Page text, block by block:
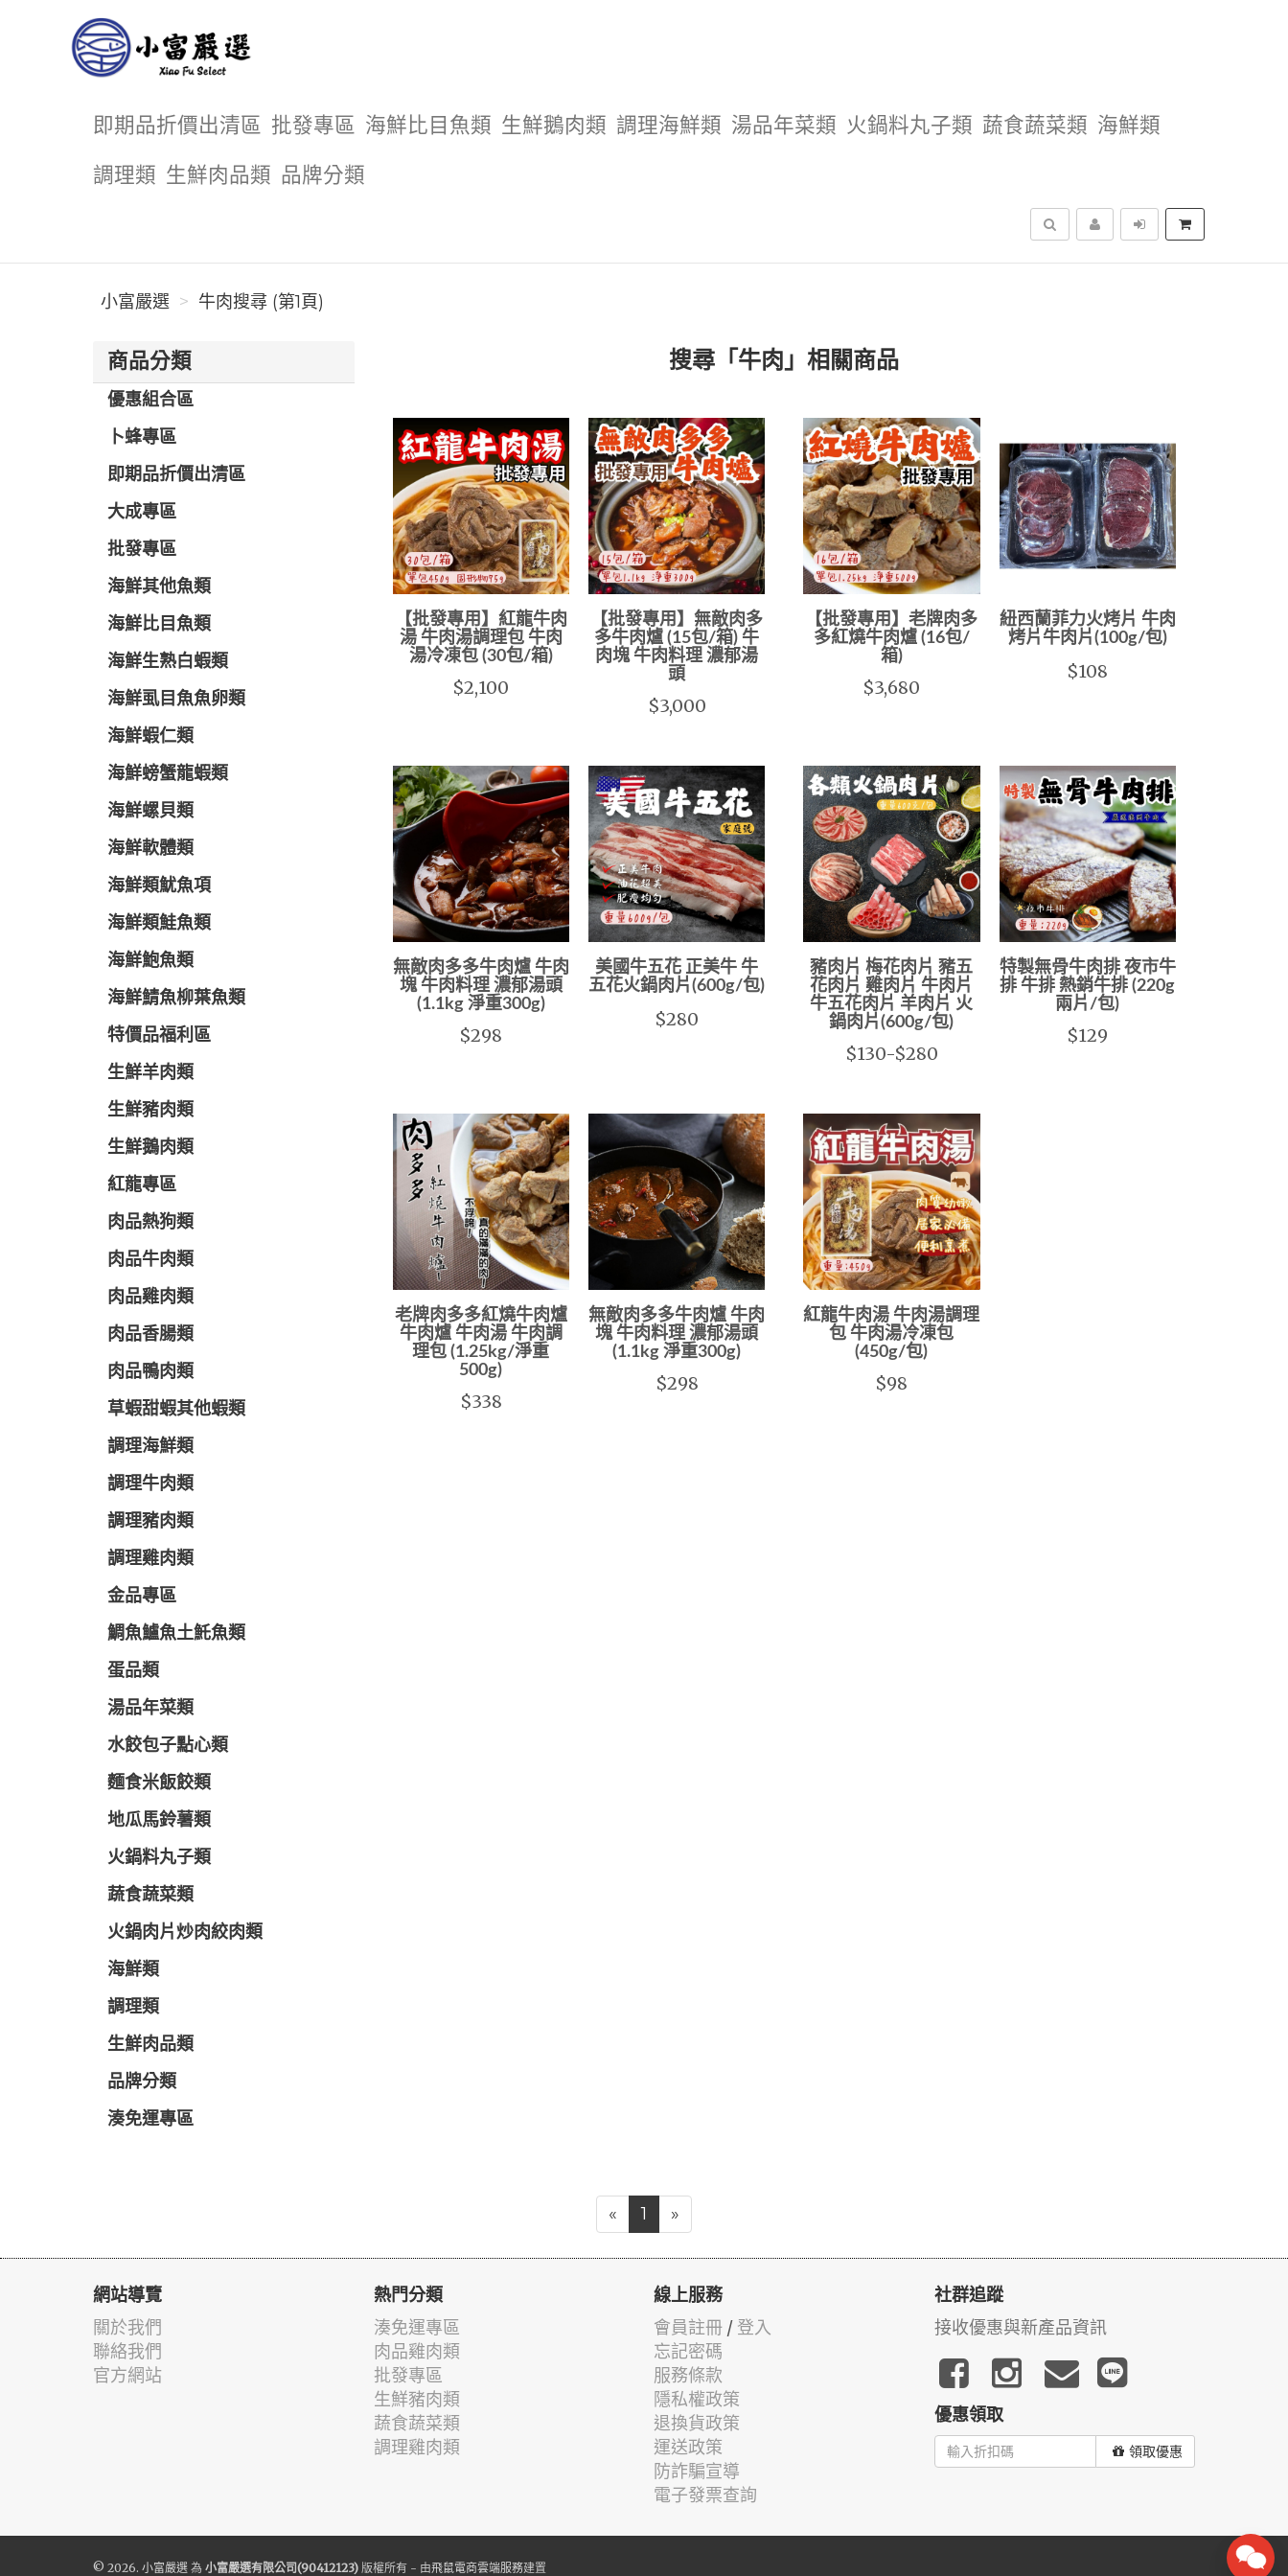
即期品折價出清區 批發專區 海鮮比目魚類 生鮮鵝肉類 調理海鮮類 湯品年菜類 火鍋料丸子類 蔬食蔬菜類 海鮮類
調理類 生鮮肉品類 品牌分類
搜尋
小富嚴選 牛肉搜尋 (第1頁)
商品分類
優惠組合區
卜蜂專區
即期品折價出清區
大成專區
批發專區
海鮮其他魚類
海鮮比目魚類
海鮮生熟白蝦類
海鮮虱目魚魚卵類
海鮮蝦仁類
海鮮螃蟹龍蝦類
海鮮螺貝類
海鮮軟體類
海鮮類魷魚項
海鮮類鮭魚類
海鮮鮑魚類
海鮮鯖魚柳葉魚類
特價品福利區
生鮮羊肉類
生鮮豬肉類
生鮮鵝肉類
紅龍專區
肉品熱狗類
肉品牛肉類
肉品雞肉類
肉品香腸類
肉品鴨肉類
草蝦甜蝦其他蝦類
調理海鮮類
調理牛肉類
調理豬肉類
調理雞肉類
金品專區
鯛魚鱸魚土魠魚類
蛋品類
湯品年菜類
水餃包子點心類
麵食米飯餃類
地瓜馬鈴薯類
火鍋料丸子類
蔬食蔬菜類
火鍋肉片炒肉絞肉類
海鮮類
調理類
生鮮肉品類
品牌分類
湊免運專區
搜尋「牛肉」相關商品
【批發專用】紅龍牛肉
湯 牛肉湯調理包 牛肉
湯冷凍包 (30包/箱)
$2,100
【批發專用】無敵肉多
多牛肉爐 (15包/箱) 牛
肉塊 牛肉料理 濃郁湯
頭
$3,000
【批發專用】老牌肉多
多紅燒牛肉爐 (16包/
箱)
$3,680
紐西蘭菲力火烤片 牛肉
烤片牛肉片(100g/包)
$108
無敵肉多多牛肉爐 牛肉
塊 牛肉料理 濃郁湯頭
(1.1kg 淨重300g)
$298
美國牛五花 正美牛 牛
五花火鍋肉片(600g/包)
$280
豬肉片 梅花肉片 豬五
花肉片 雞肉片 牛肉片
牛五花肉片 羊肉片 火
鍋肉片(600g/包)
$130-$280
特製無骨牛肉排 夜市牛
排 牛排 熱銷牛排 (220g
兩片/包)
$129
老牌肉多多紅燒牛肉爐
牛肉爐 牛肉湯 牛肉調
理包 (1.25kg/淨重
500g)
$338
無敵肉多多牛肉爐 牛肉
塊 牛肉料理 濃郁湯頭
(1.1kg 淨重300g)
$298
紅龍牛肉湯 牛肉湯調理
包 牛肉湯冷凍包
(450g/包)
$98
« 1 »
網站導覽
關於我們
聯絡我們
官方網站
熱門分類
湊免運專區
肉品雞肉類
批發專區
生鮮豬肉類
蔬食蔬菜類
調理雞肉類
線上服務
會員註冊 / 登入
忘記密碼
服務條款
隱私權政策
退換貨政策
運送政策
防詐騙宣導
電子發票查詢
社群追蹤
接收優惠與新產品資訊
優惠領取
領取優惠
© 2026. 小富嚴選 為 小富嚴選有限公司(90412123) 版權所有 - 由飛鼠電商雲端服務建置